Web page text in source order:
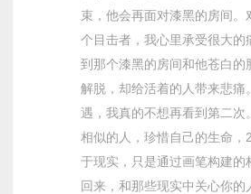
束，他会再面对漆黑的房间。
个目击者，我心里承受很大的
到那个漆黑的房间和他苍白的
解脱，却给活着的人带来悲痛
遇，我真的不想再看到第二次
相似的人，珍惜自己的生命，
于现实，只是通过画笔构建的
回来，和那些现实中关心你